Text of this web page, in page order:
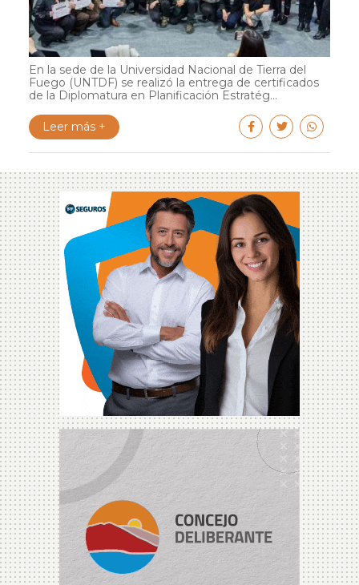
En la sede de la Universidad Nacional de Tierra del
Fuego (UNTDF) se realizó la entrega de certificados
de la Diplomatura en Planificación Estratég...
Leer más +